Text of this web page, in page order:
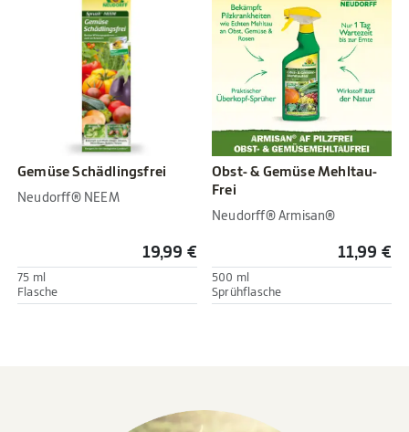
Gemüse Schädlingsfrei
Neudorff® NEEM
19,99 €
75 ml
Flasche
Obst- & Gemüse Mehltau-
Frei
Neudorff® Armisan®
11,99 €
500 ml
Sprühflasche